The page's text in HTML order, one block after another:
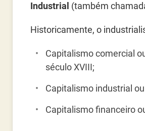
Industrial (também
Historicamente, o
Capitalismo comercial
século XVIII;
Capitalismo industrial
Capitalismo financeiro